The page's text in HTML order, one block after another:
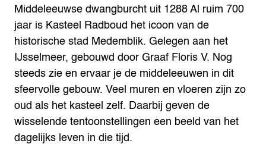
Middeleeuwse dwangburcht uit 1288Al ruim 700
jaar is Kasteel Radboud het icoon van de
historische stad Medemblik. Gelegen aan het
IJsselmeer, gebouwd door Graaf Floris V. Nog
steeds zie en ervaar je de middeleeuwen in dit
sfeervolle gebouw. Veel muren en vloeren zijn zo
oud als het kasteel zelf. Daarbij geven de
wisselende tentoonstellingen een beeld van het
dagelijks leven in die tijd.